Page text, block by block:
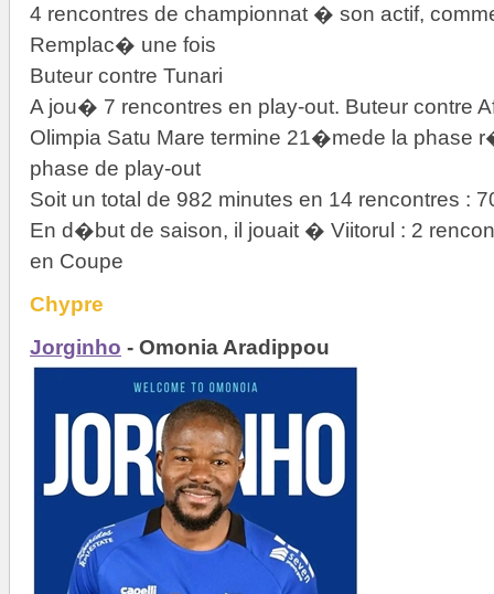
4 rencontres de championnat � son actif,
Remplac� une fois
Buteur contre Tunari
A jou� 7 rencontres en play-out. Buteur contre
Olimpia Satu Mare termine 21�mede la
phase de play-out
Soit un total de 982 minutes en 14 rencontres :
En d�but de saison, il jouait � Viitorul : 2
en Coupe
Chypre
Jorginho - Omonia Aradippou